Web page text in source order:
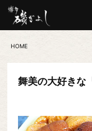
HOME
舞美の大好きな